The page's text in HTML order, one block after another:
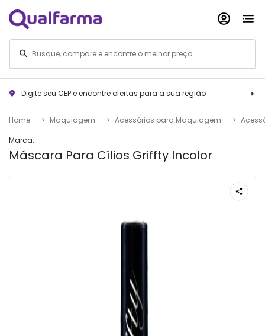
Digite seu CEP e encontre ofertas para a sua região
Home Maquiagem Acessórios para Maquiagem
Marca: -
Máscara Para Cílios Griffty Incolor